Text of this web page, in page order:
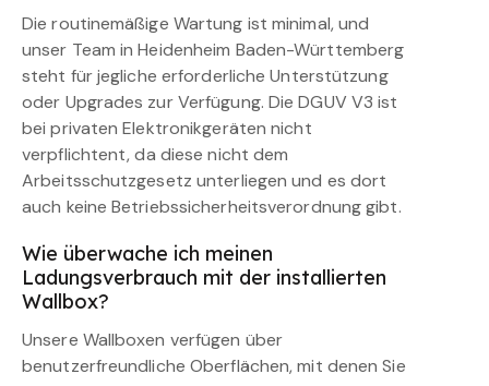
Die routinemäßige Wartung ist minimal, und
unser Team in Heidenheim Baden-Württemberg
steht für jegliche erforderliche Unterstützung
oder Upgrades zur Verfügung. Die DGUV V3 ist
bei privaten Elektronikgeräten nicht
verpflichtent, da diese nicht dem
Arbeitsschutzgesetz unterliegen und es dort
auch keine Betriebssicherheitsverordnung gibt.
Wie überwache ich meinen
Ladungsverbrauch mit der installierten
Wallbox?
Unsere Wallboxen verfügen über
benutzerfreundliche Oberflächen, mit denen Sie